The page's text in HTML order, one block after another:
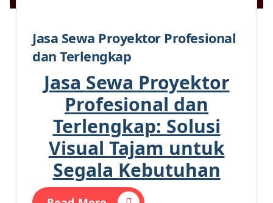
Jasa Sewa Proyektor Profesional
dan Terlengkap
Jasa Sewa Proyektor
Profesional dan
Terlengkap: Solusi
Visual Tajam untuk
Segala Kebutuhan